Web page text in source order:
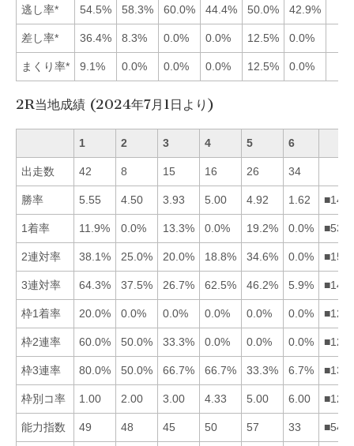
逃し率* 54.5% 58.3% 60.0% 44.4% 50.0% 42.9%
差し率* 36.4% 8.3% 0.0% 0.0% 12.5% 0.0%
まくり率* 9.1% 0.0% 0.0% 0.0% 12.5% 0.0%
2R当地成績 (2024年7月1日より)
1 2 3 4 5 6
出走数 42 8 15 16 26 34
勝率 5.55 4.50 3.93 5.00 4.92 1.62
1着率 11.9% 0.0% 13.3% 0.0% 19.2% 0.0%
2連対率 38.1% 25.0% 20.0% 18.8% 34.6% 0.0%
3連対率 64.3% 37.5% 26.7% 62.5% 46.2% 5.9%
枠1着率 20.0% 0.0% 0.0% 0.0% 0.0% 0.0%
枠2連率 60.0% 50.0% 33.3% 0.0% 0.0% 0.0%
枠3連率 80.0% 50.0% 66.7% 66.7% 33.3% 6.7%
枠別コ率 1.00 2.00 3.00 4.33 5.00 6.00
能力指数 49 48 45 50 57 33